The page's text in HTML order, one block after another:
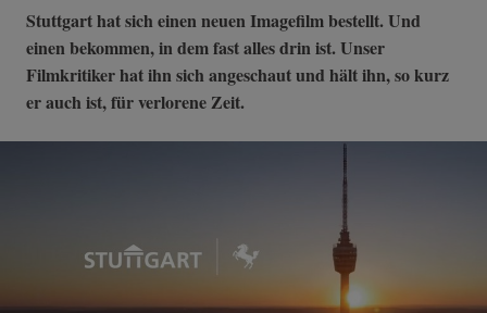
Stuttgart hat sich einen neuen Imagefilm bestellt. Und
einen bekommen, in dem fast alles drin ist. Unser
Filmkritiker hat ihn sich angeschaut und hält ihn, so kurz
er auch ist, für verlorene Zeit.